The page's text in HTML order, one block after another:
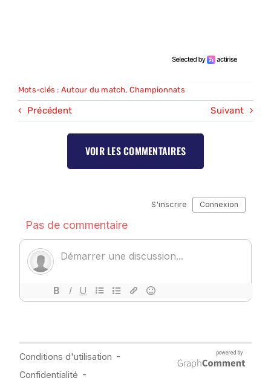
Mots-clés : Autour du match, Championnats
Précédent Suivant
VOIR LES COMMENTAIRES